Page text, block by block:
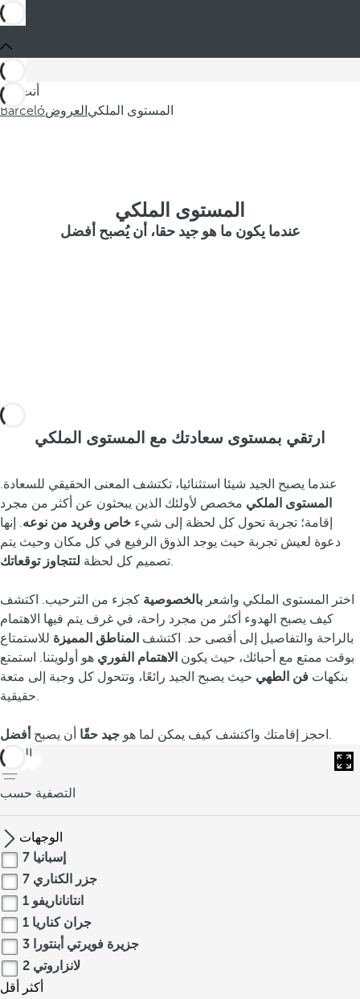
أنت في
Barcelóالعروض المستوى الملكي
المستوى الملكي
عندما يكون ما هو جيد حقا، أن يُصبح أفضل
ارتقي بمستوى سعادتك مع المستوى الملكي
عندما يصبح الجيد شيئا استثنائيا، تكتشف المعنى الحقيقي للسعادة.
المستوى الملكي مخصص لأولئك الذين يبحثون عن أكثر من مجرد
إقامة؛ تجربة تحول كل لحظة إلى شيء خاص وفريد من نوعه. إنها
دعوة لعيش تجربة حيث يوجد الذوق الرفيع في كل مكان وحيث يتم
تصميم كل لحظة لتتجاوز توقعاتك .
اختر المستوى الملكي واشعر بالخصوصية كجزء من الترحيب. اكتشف
كيف يصبح الهدوء أكثر من مجرد راحة، في غرف يتم فيها الاهتمام
بالراحة والتفاصيل إلى أقصى حد. اكتشف المناطق المميزة للاستمتاع
بوقت ممتع مع أحبائك، حيث يكون الاهتمام الفوري هو أولويتنا. استمتع
بنكهات فن الطهي حيث يصبح الجيد رائعًا، وتتحول كل وجبة إلى متعة
حقيقية.
احجز إقامتك واكتشف كيف يمكن لما هو جيد حقًا أن يصبح أفضل
.
العودة
التصفية حسب
الوجهات
إسبانيا 7
جزر الكناري 7
انتاناناريفو 1
جران كناريا 1
جزيرة فويرتي أبنتورا 3
لانزاروتي 2
أكثر
أقل